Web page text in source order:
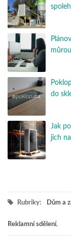
do
Jak
jich
Rubriky: Dům a
Reklamní sdělení,